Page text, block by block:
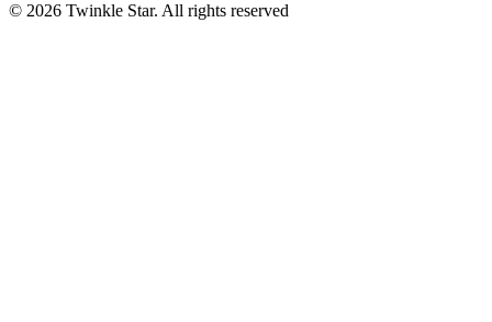
© 2026 Twinkle Star. All rights reserved